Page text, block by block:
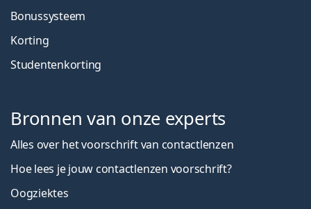
Bonussysteem
Korting
Studentenkorting
Bronnen van onze experts
Alles over het voorschrift van contactlenzen
Hoe lees je jouw contactlenzen voorschrift?
Oogziektes